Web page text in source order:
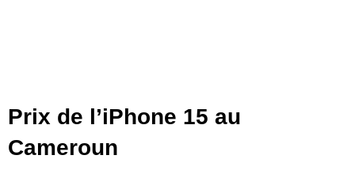
Prix de l’iPhone 15 au
Cameroun